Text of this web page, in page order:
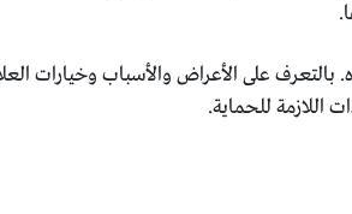
على الأعراض والأسباب وخيارات
اللازمة للحماية.